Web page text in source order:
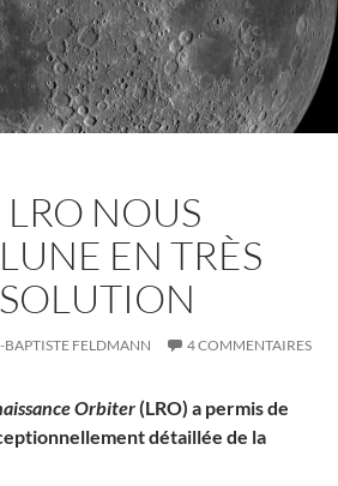
NOUS
EN TRÈS
BAPTISTE FELDMANN 4 COMMENTAIRES
Orbiter(LRO) a permis de
détaillée de la